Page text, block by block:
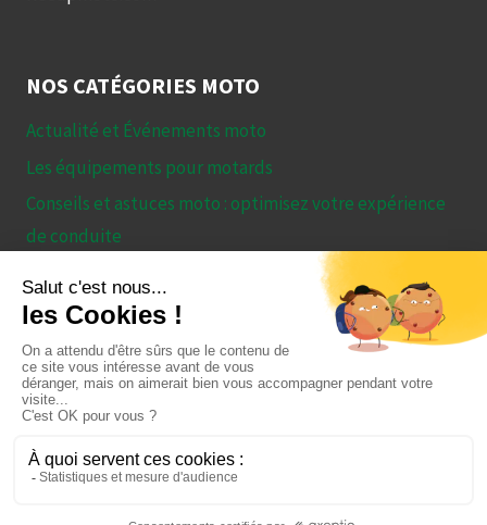
NOS CATÉGORIES MOTO
Actualité et Événements moto
Les équipements pour motards
Conseils et astuces moto : optimisez votre expérience
de conduite
Essais et Comparatifs – Tout ce qu’il faut savoir avant
de choisir sa moto
© 2026 Le guide ultime des motos : astuces, conseils et
tests de modèles Recupmoto.com